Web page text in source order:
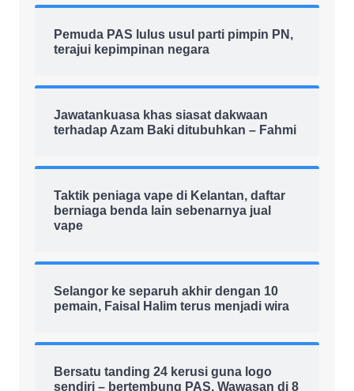
Pemuda PAS lulus usul parti pimpin PN,
terajui kepimpinan negara
Jawatankuasa khas siasat dakwaan
terhadap Azam Baki ditubuhkan – Fahmi
Taktik peniaga vape di Kelantan, daftar
berniaga benda lain sebenarnya jual
vape
Selangor ke separuh akhir dengan 10
pemain, Faisal Halim terus menjadi wira
Bersatu tanding 24 kerusi guna logo
sendiri – bertembung PAS, Wawasan di 8